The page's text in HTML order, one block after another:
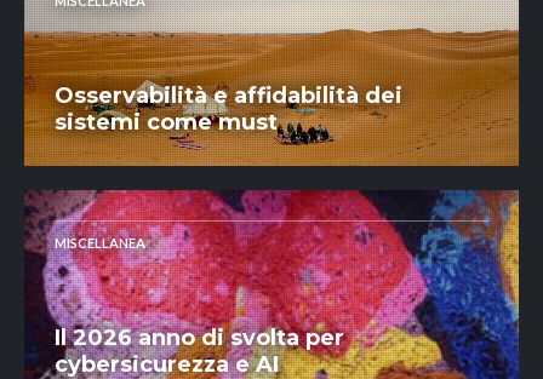
Osservabilità e affidabilità dei
sistemi come must
MISCELLANEA
Il 2026 anno di svolta per
cybersicurezza e AI